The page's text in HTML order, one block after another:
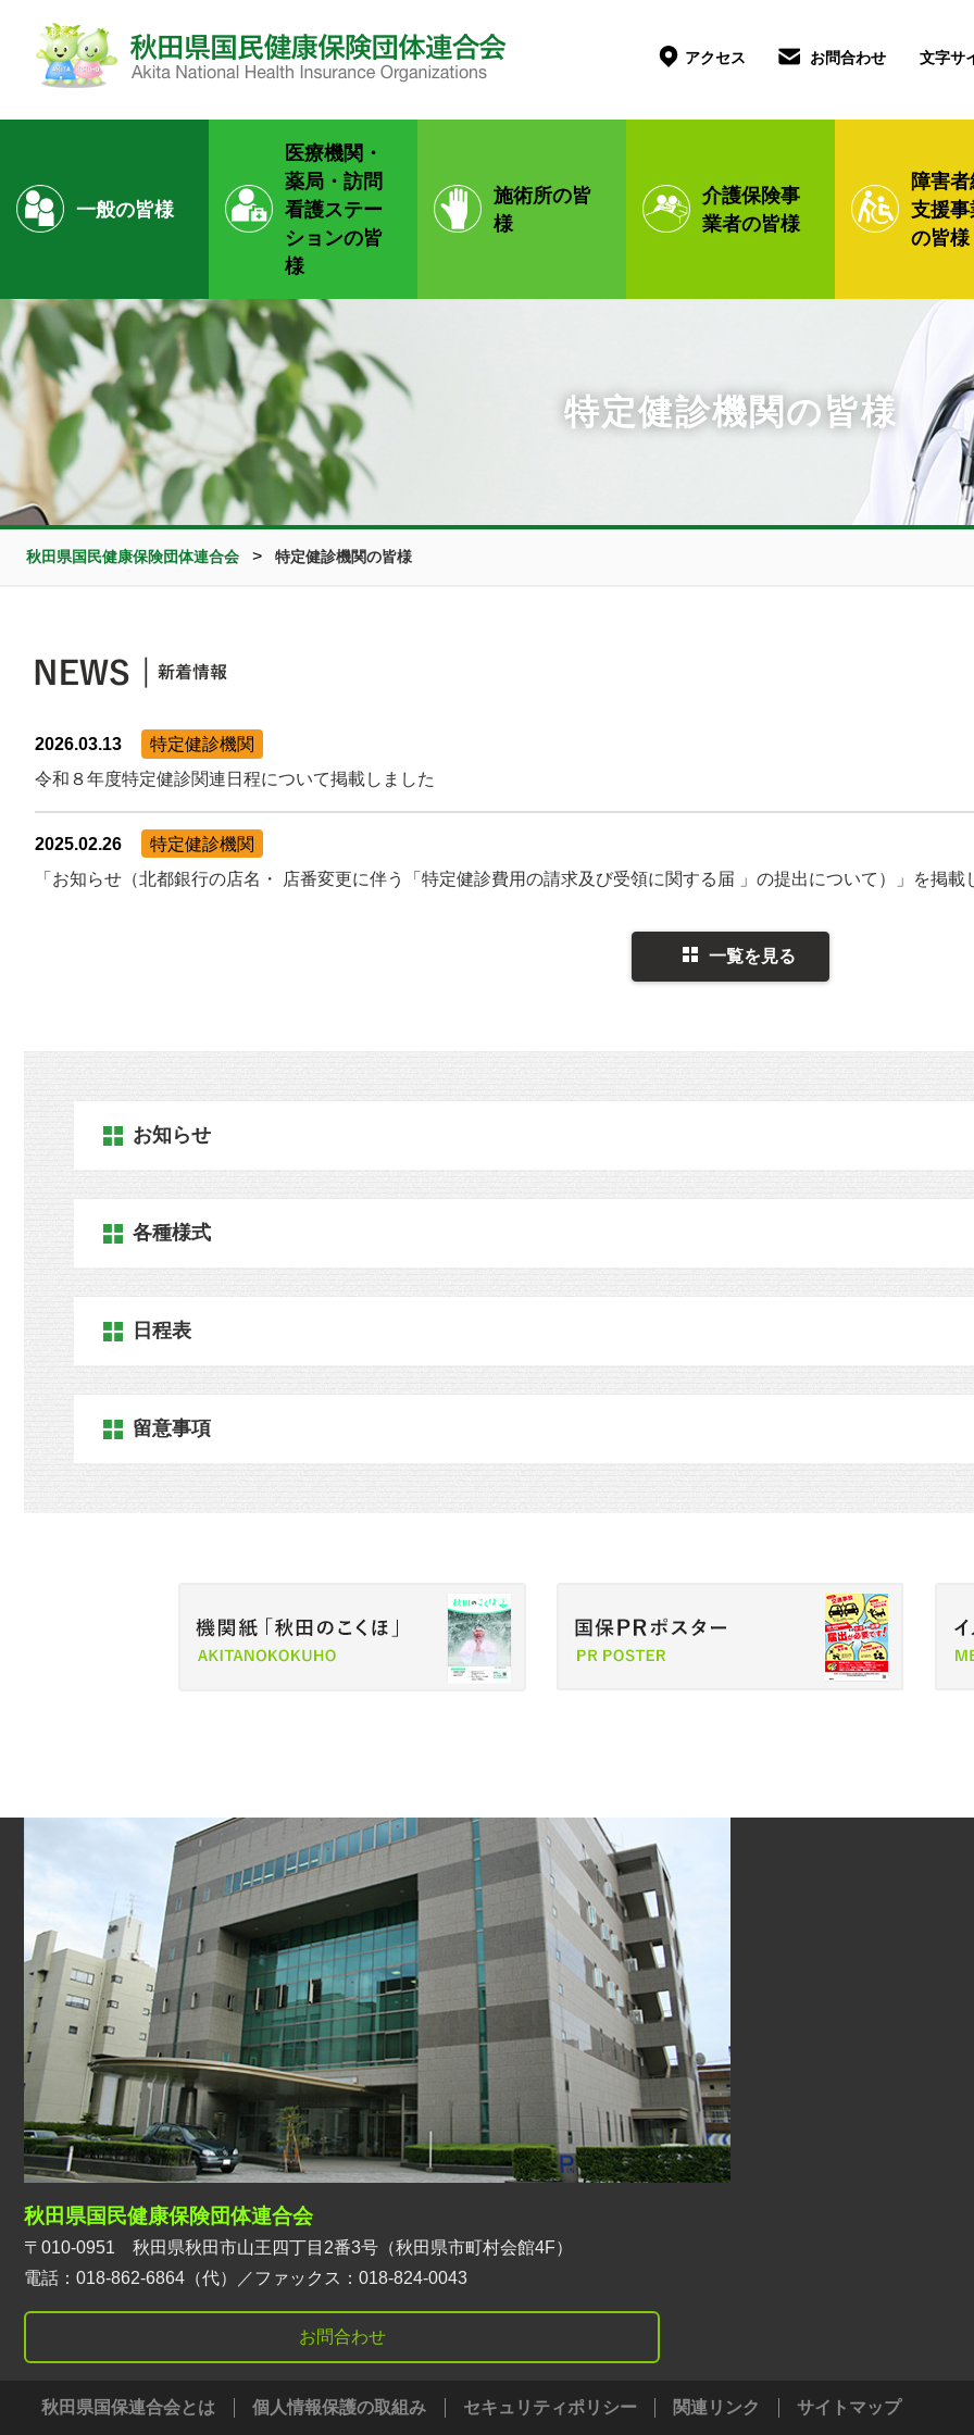
アクセス お問合わせ 文字サ
一般の皆様
医療機関・
薬局・訪問
看護ステー
ションの皆
様
施術所の皆
様
介護保険事
業者の皆様
障害
支援事
の皆様
特定健診機関の皆様
秋田県国民健康保険団体連合会 > 特定健診機関の皆様
2026.03.13
特定健診機関
令和８年度特定健診関連日程について掲載しました
2025.02.26
特定健診機関
「お知らせ（北都銀行の店名・ 店番変更に伴う「特定健診費用の請求及び受領に関する届 」の提出について）」を掲載
一覧を見る
お知らせ
各種様式
日程表
留意事項
秋田県国民健康保険団体連合会
〒010-0951 秋田県秋田市山王四丁目2番3号（秋田県市町村会館4F）
電話：018-862-6864（代）／ファックス：018-824-0043
お問合わせ
秋田県国保連合会とは 個人情報保護の取組み セキュリティポリシー 関連リンク サイトマップ